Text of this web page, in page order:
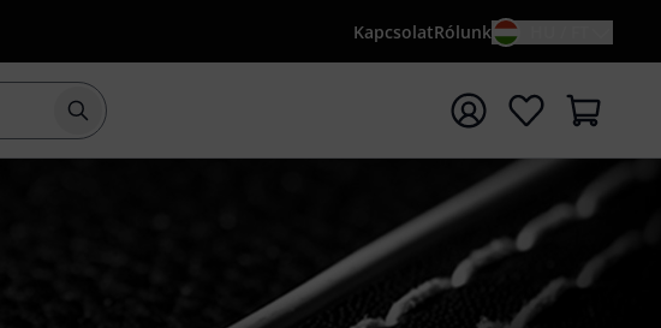
KapcsolatRólunk
Keresés indítása {searchTerm} keresőszóval